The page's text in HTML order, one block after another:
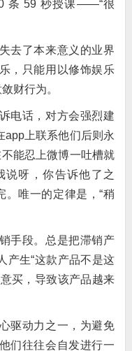
条 59 秒授课——“很
去了本来意义的业界
，只能用以修饰娱乐
财行为。
电话，对方会强烈建
app上联系他们后则永
能忍上微博一吐槽就
说呀，你告诉他了之
。唯一的定律是，“稍
手段。总是把滞销产
产生“这款产品不是这
买，导致该产品越来
驱动力之一，为避免
们往往会自发进行一